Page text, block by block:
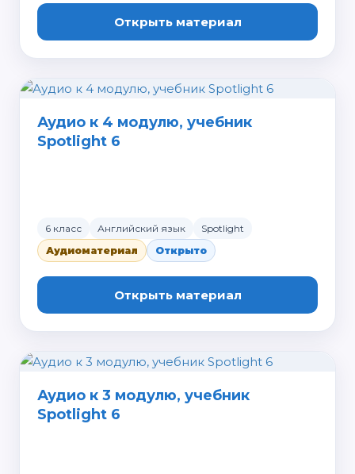
Открыть материал
Аудио к 4 модулю, учебник
Spotlight 6
6 класс Английский язык
Spotlight
Аудиоматериал
Открыто
Открыть материал
Аудио к 3 модулю, учебник
Spotlight 6